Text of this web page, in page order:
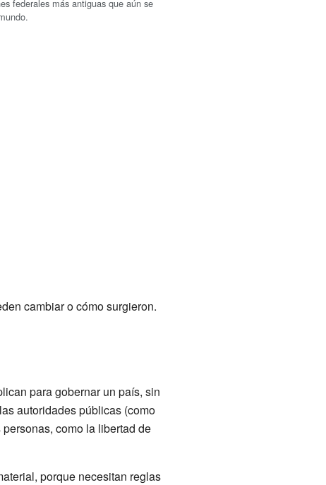
federales más antiguas que aún se
cambiar o cómo surgieron.
para gobernar un país, sin
autoridades públicas (como
como la libertad de
porque necesitan reglas